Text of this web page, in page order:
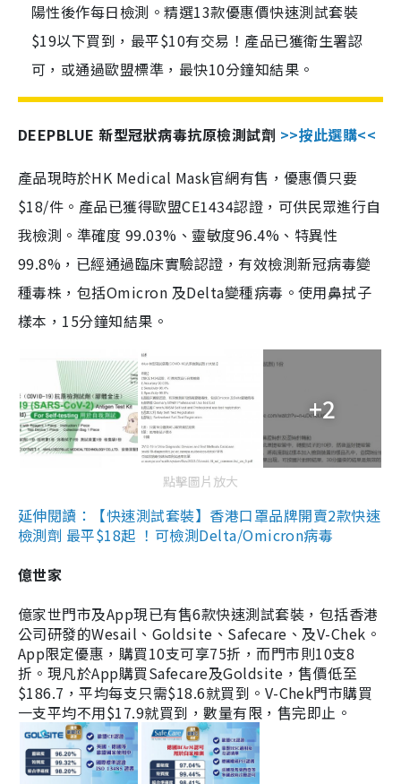
陽性後作每日檢測。精選13款優惠價快速測試套裝
$19以下買到，最平$10有交易！產品已獲衛生署認
可，或通過歐盟標準，最快10分鐘知結果。
DEEPBLUE 新型冠狀病毒抗原檢測試劑 >>按此選購<<
產品現時於HK Medical Mask官網有售，優惠價只要
$18/件。產品已獲得歐盟CE1434認證，可供民眾進行自
我檢測。準確度 99.03%、靈敏度96.4%、特異性
99.8%，已經通過臨床實驗認證，有效檢測新冠病毒變
種毒株，包括Omicron 及Delta變種病毒。使用鼻拭子
樣本，15分鐘知結果。
+2
點擊圖片放大
延伸閱讀：【快速測試套裝】香港口罩品牌開賣2款快速
檢測劑 最平$18起 ！可檢測Delta/Omicron病毒
億世家
億家世門市及App現已有售6款快速測試套裝，包括香港
公司研發的Wesail、Goldsite、Safecare、及V-Chek。
App限定優惠，購買10支可享75折，而門市則10支8
折。現凡於App購買Safecare及Goldsite，售價低至
$186.7，平均每支只需$18.6就買到。V-Chek門市購買
一支平均不用$17.9就買到，數量有限，售完即止。